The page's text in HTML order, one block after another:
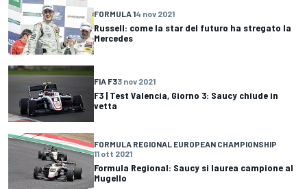
FORMULA 14 nov 2021
Russell: come la star del futuro ha stregato la
Mercedes
FIA F33 nov 2021
F3 | Test Valencia, Giorno 3: Saucy chiude in
vetta
FORMULA REGIONAL EUROPEAN CHAMPIONSHIP
11 ott 2021
Formula Regional: Saucy si laurea campione al
Mugello